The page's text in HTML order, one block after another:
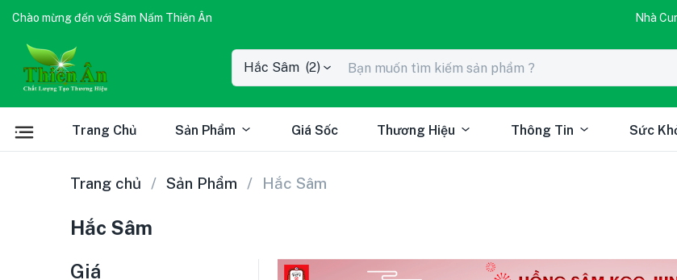
Chào mừng đến với Sâm Nấm Thiên Ân Nhà
Hắc Sâm (2)
Trang Chủ Sản Phẩm Giá Sốc Thương Hiệu Thông Tin Sức
Trang chủ Sản Phẩm Hắc Sâm
Hắc Sâm
Giá